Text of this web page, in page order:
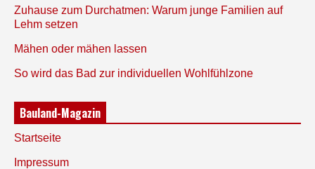
Zuhause zum Durchatmen: Warum junge Familien auf
Lehm setzen
Mähen oder mähen lassen
So wird das Bad zur individuellen Wohlfühlzone
Bauland-Magazin
Startseite
Impressum